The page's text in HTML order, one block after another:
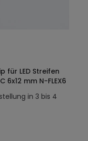
für LED Streifen
6x12 mm N-FLEX6
in 3 bis 4